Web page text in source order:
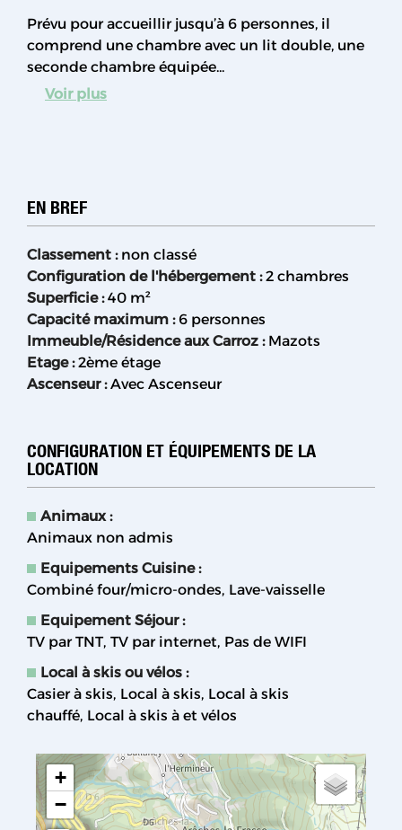
Prévu pour accueillir jusqu’à 6 personnes, il
comprend une chambre avec un lit double, une
seconde chambre équipée...
Voir plus
EN BREF
Classement : non classé
Configuration de l'hébergement : 2 chambres
Superficie: 40 m²
Capacité maximum : 6 personnes
Immeuble/Résidence aux Carroz : Mazots
Etage: 2ème étage
Ascenseur: Avec Ascenseur
CONFIGURATION ET ÉQUIPEMENTS DE LA
LOCATION
Animaux:
Animaux non admis
Equipements Cuisine:
Combiné four/micro-ondes Lave-vaisselle
Equipement Séjour:
TV par TNT TV par internet Pas de WIFI
Local à skis ou vélos :
Casier à skis Local à skis Local à skis
chauffé Local à skis à et vélos
+
−